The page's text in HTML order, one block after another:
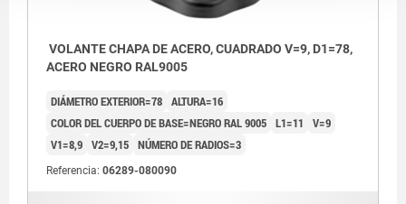
VOLANTE CHAPA DE ACERO, CUADRADO V=9, D1=78,
ACERO NEGRO RAL9005
DIÁMETRO EXTERIOR=78 ALTURA=16
COLOR DEL CUERPO DE BASE=NEGRO RAL 9005 L1=11
V=9
V1=8,9 V2=9,15 NÚMERO DE RADIOS=3
Referencia: 06289-080090